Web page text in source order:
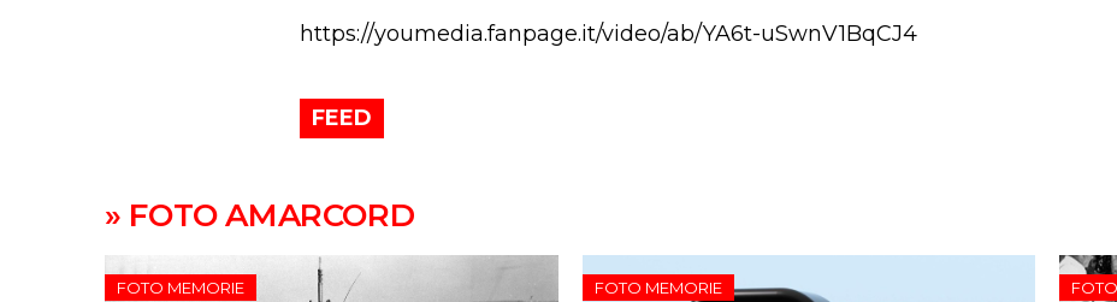
https://youmedia.fanpage.it/video/ab/YA6t-uSwnV1BqCJ4
FEED
» FOTO AMARCORD
FOTO MEMORIE FOTO MEMORIE